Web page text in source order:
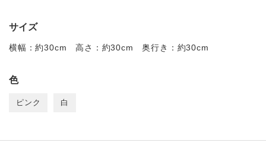
サイズ
横幅：約30cm 高さ：約30cm 奥行き：約30cm
色
ピンク 白